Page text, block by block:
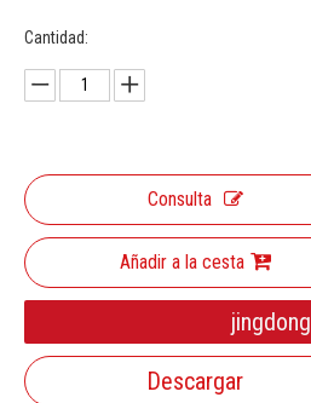
Cantidad:
Consulta
Añadir a la cesta
jingdong
Descargar